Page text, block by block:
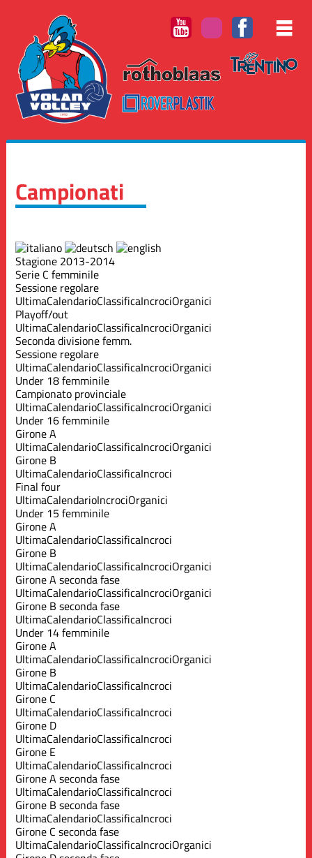
Campionati
Stagione 2013-2014
Serie C femminile
Sessione regolare
UltimaCalendarioClassificaIncrociOrganici
Playoff/out
UltimaCalendarioClassificaIncrociOrganici
Seconda divisione femm.
Sessione regolare
UltimaCalendarioClassificaIncrociOrganici
Under 18 femminile
Campionato provinciale
UltimaCalendarioClassificaIncrociOrganici
Under 16 femminile
Girone A
UltimaCalendarioClassificaIncrociOrganici
Girone B
UltimaCalendarioClassificaIncroci
Final four
UltimaCalendarioIncrociOrganici
Under 15 femminile
Girone A
UltimaCalendarioClassificaIncroci
Girone B
UltimaCalendarioClassificaIncrociOrganici
Girone A seconda fase
UltimaCalendarioClassificaIncrociOrganici
Girone B seconda fase
UltimaCalendarioClassificaIncroci
Under 14 femminile
Girone A
UltimaCalendarioClassificaIncrociOrganici
Girone B
UltimaCalendarioClassificaIncroci
Girone C
UltimaCalendarioClassificaIncroci
Girone D
UltimaCalendarioClassificaIncroci
Girone E
UltimaCalendarioClassificaIncroci
Girone A seconda fase
UltimaCalendarioClassificaIncroci
Girone B seconda fase
UltimaCalendarioClassificaIncroci
Girone C seconda fase
UltimaCalendarioClassificaIncrociOrganici